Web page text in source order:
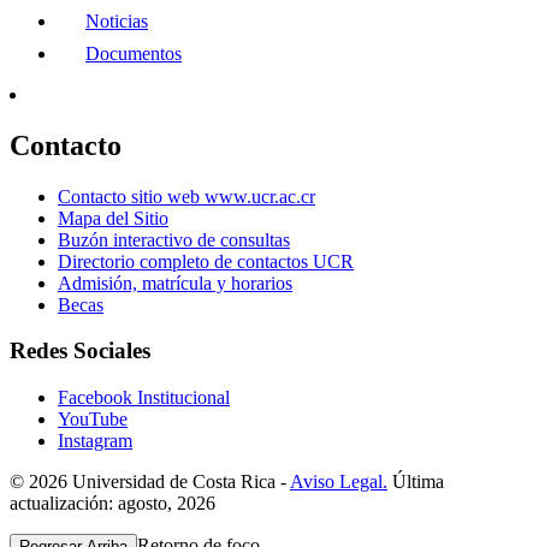
Noticias
Documentos
Contacto
Contacto sitio web www.ucr.ac.cr
Mapa del Sitio
Buzón interactivo de consultas
Directorio completo de contactos UCR
Admisión, matrícula y horarios
Becas
Redes Sociales
Facebook Institucional
YouTube
Instagram
© 2026 Universidad de Costa Rica - Aviso Legal. Última
actualización: agosto, 2026